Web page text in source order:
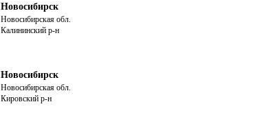
Новосибирск
Новосибирская обл.
Калининский р-н
Новосибирск
Новосибирская обл.
Кировский р-н